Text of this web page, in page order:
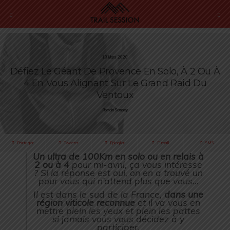
13 Mars 2020
Défiez Le Géant De Provence En Solo, À 2 Ou À
4 En Vous Alignant Sur Le Grand Raid Du
Ventoux
Romain Sempey
Partager Tweeter Épingler E-mail SMS
Un ultra de 100Km en solo ou en relais à
2 ou à 4 pour mi-avril, ça vous intéresse
? Si la réponse est oui, on en a trouvé un
pour vous qui n’attend plus que vous…
Il est dans le sud de la France, dans une
région viticole reconnue et il va vous en
mettre plein les yeux et plein les pattes
si jamais vous vous décidez à y
participer.